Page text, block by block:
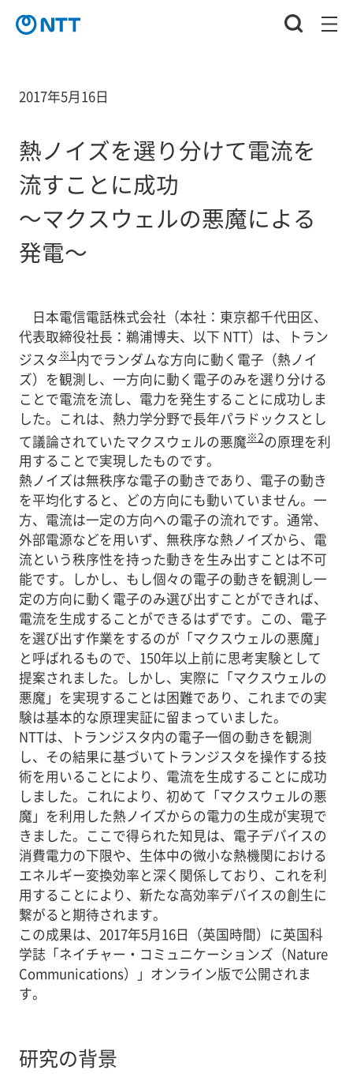
2017年5月16日
熱ノイズを選り分けて電流を
流すことに成功
～マクスウェルの悪魔による
発電～
日本電信電話株式会社（本社：東京都千代田区、
代表取締役社長：鵜浦博夫、以下 NTT）は、トラン
ジスタ ※1内でランダムな方向に動く電子（熱ノイ
ズ）を観測し、一方向に動く電子のみを選り分ける
ことで電流を流し、電力を発生することに成功しま
した。これは、熱力学分野で長年パラドックスとし
て議論されていたマクスウェルの悪魔※2の原理を利
用することで実現したものです。
熱ノイズは無秩序な電子の動きであり、電子の動き
を平均化すると、どの方向にも動いていません。一
方、電流は一定の方向への電子の流れです。通常、
外部電源などを用いず、無秩序な熱ノイズから、電
流という秩序性を持った動きを生み出すことは不可
能です。しかし、もし個々の電子の動きを観測し一
定の方向に動く電子のみ選び出すことができれば、
電流を生成することができるはずです。この、電子
を選び出す作業をするのが「マクスウェルの悪魔」
と呼ばれるもので、150年以上前に思考実験として
提案されました。しかし、実際に「マクスウェルの
悪魔」を実現することは困難であり、これまでの実
験は基本的な原理実証に留まっていました。
NTTは、トランジスタ内の電子一個の動きを観測
し、その結果に基づいてトランジスタを操作する技
術を用いることにより、電流を生成することに成功
しました。これにより、初めて「マクスウェルの悪
魔」を利用した熱ノイズからの電力の生成が実現で
きました。ここで得られた知見は、電子デバイスの
消費電力の下限や、生体中の微小な熱機関における
エネルギー変換効率と深く関係しており、これを利
用することにより、新たな高効率デバイスの創生に
繋がると期待されます。
この成果は、2017年5月16日（英国時間）に英国科
学誌「ネイチャー・コミュニケーションズ（Nature
Communications）」オンライン版で公開されま
す。
研究の背景